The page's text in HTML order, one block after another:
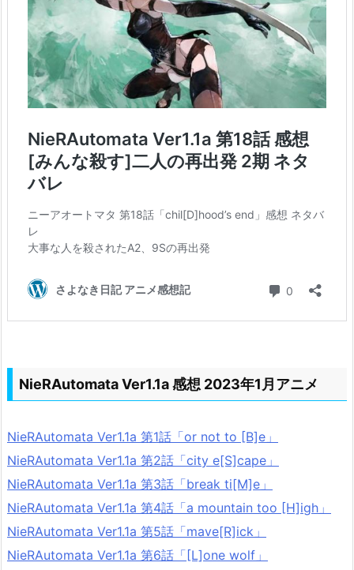
NieRAutomata Ver1.1a 感想 2023年1月アニメ
NieRAutomata Ver1.1a 第1話「or not to [B]e」
NieRAutomata Ver1.1a 第2話「city e[S]cape」
NieRAutomata Ver1.1a 第3話「break ti[M]e」
NieRAutomata Ver1.1a 第4話「a mountain too [H]igh」
NieRAutomata Ver1.1a 第5話「mave[R]ick」
NieRAutomata Ver1.1a 第6話「[L]one wolf」